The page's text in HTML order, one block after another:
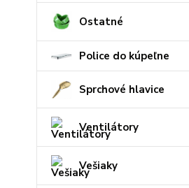
Ostatné
Police do kúpeľne
Sprchové hlavice
Ventilátory
Vešiaky